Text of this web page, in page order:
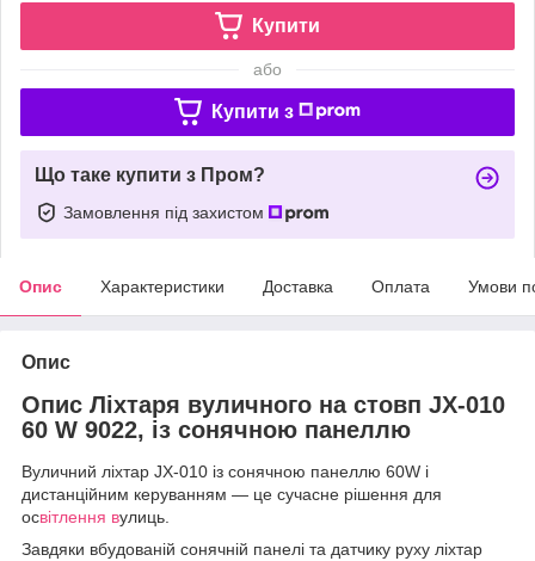
Купити
або
Купити з
Що таке купити з Пром?
Замовлення під захистом
Опис Характеристики Доставка Оплата Умови
Опис
Опис Ліхтаря вуличного на стовп JX-010
60 W 9022, із сонячною панеллю
Вуличний ліхтар JX-010 із сонячною панеллю 60W і
дистанційним керуванням — це сучасне рішення для
освітлення вулиць.
Завдяки вбудованій сонячній панелі та датчику руху ліхтар